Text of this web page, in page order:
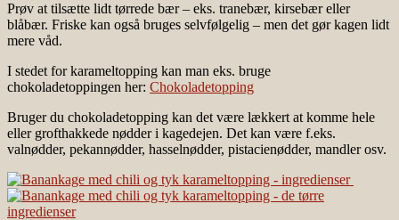
Prøv at tilsætte lidt tørrede bær – eks. tranebær, kirsebær eller
blåbær. Friske kan også bruges selvfølgelig – men det gør kagen lidt
mere våd.
I stedet for karameltopping kan man eks. bruge
chokoladetoppingen her: Chokoladetopping
Bruger du chokoladetopping kan det være lækkert at komme hele
eller grofthakkede nødder i kagedejen. Det kan være f.eks.
valnødder, pekannødder, hasselnødder, pistacienødder, mandler osv.